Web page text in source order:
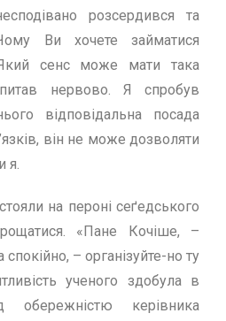
розсердився та
Ви хочете займатися
сенс може мати така
нервово. Я спробув
вiдповiдальна посада
вiн не може дозволяти
я.
на перонi сеґедського
«Пане Кочiше, –
спокiйно, – органiзуйте-но ту
ученого здобула в
керiвника